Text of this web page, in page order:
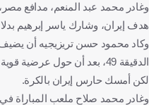
وغادر محمد عبد المنعم، مدافع
هدف إيران، وشارك ياسر إبرهيم
وكاد محمود حسن تريزيجيه أن
الدقيقة 49، بعد أن حول
لكن أمسك حارس إيران بالكرة.